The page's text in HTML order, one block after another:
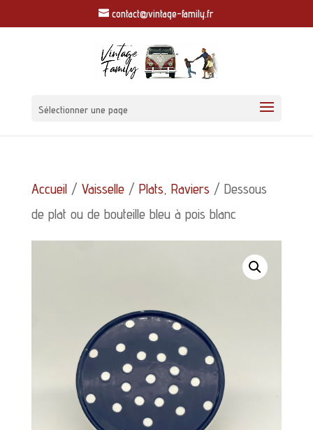
contact@vintage-family.fr
Sélectionner une page
Accueil/ Vaisselle/ Plats, Raviers / Dessous
de plat ou de bouteille bleu à pois blanc